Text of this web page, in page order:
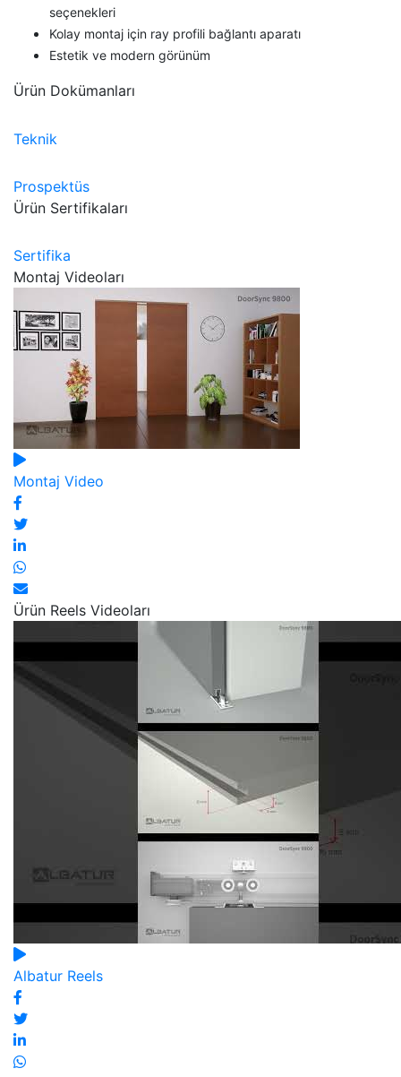
seçenekleri
Kolay montaj için ray profili bağlantı aparatı
Estetik ve modern görünüm
Ürün Dokümanları
Teknik
Prospektüs
Ürün Sertifikaları
Sertifika
Montaj Videoları
Montaj Video
Ürün Reels Videoları
Albatur Reels